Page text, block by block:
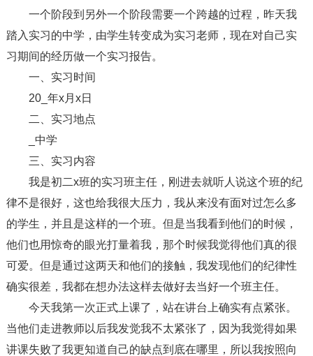
一个阶段到另外一个阶段需要一个跨越的过程，昨天我
踏入实习的中学，由学生转变成为实习老师，现在对自己实
习期间的经历做一个实习报告。
一、实习时间
20_年x月x日
二、实习地点
_中学
三、实习内容
我是初二x班的实习班主任，刚进去就听人说这个班的纪
律不是很好，这也给我很大压力，我从来没有面对过怎么多
的学生，并且是这样的一个班。但是当我看到他们的时候，
他们也用惊奇的眼光打量着我，那个时候我觉得他们真的很
可爱。但是通过这两天和他们的接触，我发现他们的纪律性
确实很差，我都在想办法这样去做好去当好一个班主任。
今天我第一次正式上课了，站在讲台上确实有点紧张。
当他们走进教师以后我发觉我不太紧张了，因为我觉得如果
讲课失败了我更知道自己的缺点到底在哪里，所以我按照向